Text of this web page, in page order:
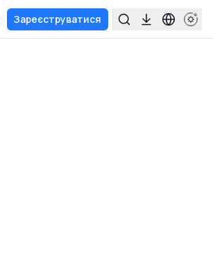
Зареєструватися